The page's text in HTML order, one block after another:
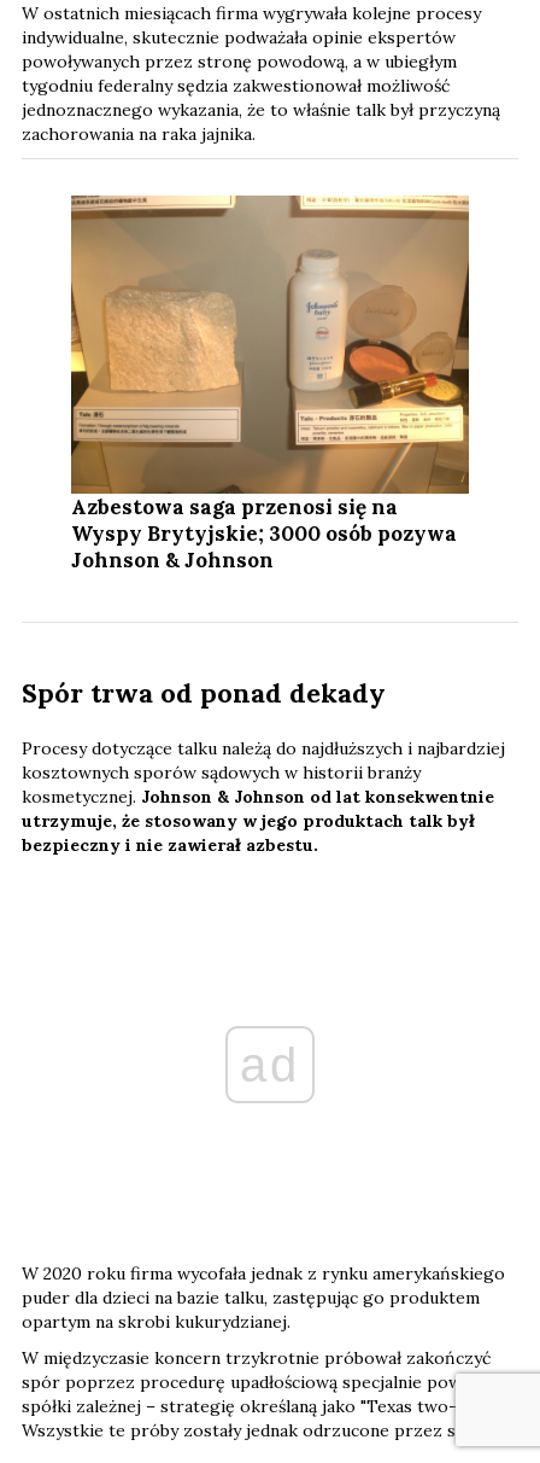
W ostatnich miesiącach firma wygrywała kolejne procesy
indywidualne, skutecznie podważała opinie ekspertów
powoływanych przez stronę powodową, a w ubiegłym
tygodniu federalny sędzia zakwestionował możliwość
jednoznacznego wykazania, że to właśnie talk był przyczyną
zachorowania na raka jajnika.
Azbestowa saga przenosi się na
Wyspy Brytyjskie; 3000 osób pozywa
Johnson & Johnson
Spór trwa od ponad dekady
Procesy dotyczące talku należą do najdłuższych i najbardziej
kosztownych sporów sądowych w historii branży
kosmetycznej. Johnson & Johnson od lat konsekwentnie
utrzymuje, że stosowany w jego produktach talk był
bezpieczny i nie zawierał azbestu.
ad
W 2020 roku firma wycofała jednak z rynku amerykańskiego
puder dla dzieci na bazie talku, zastępując go produktem
opartym na skrobi kukurydzianej.
W międzyczasie koncern trzykrotnie próbował zakończyć
spór poprzez procedurę upadłościową specjalnie powołanej
spółki zależnej – strategię określaną jako "Texas two-step".
Wszystkie te próby zostały jednak odrzucone przez sądy.